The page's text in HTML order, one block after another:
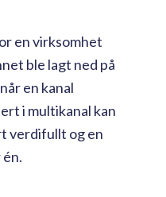
en virksomhet
ble lagt ned på
en kanal
i multikanal kan
verdifullt og en